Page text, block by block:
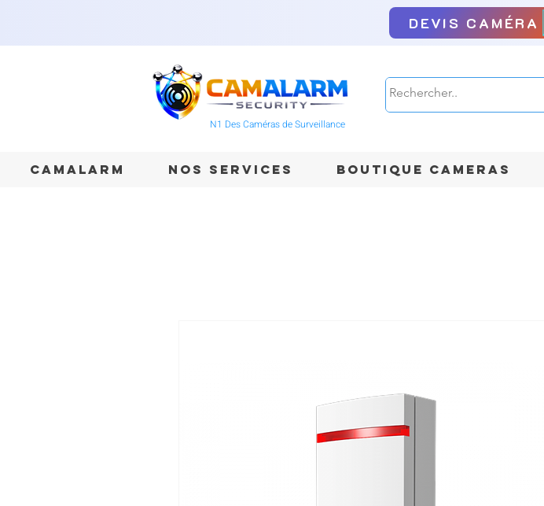
DEVIS CAMÉRA
N1 Des Caméras de Surveillance
CAMALARM NOS SERVICES BOUTIQUE CAMERAS